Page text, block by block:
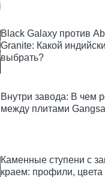
Black Galaxy против
Granite: Какой
выбрать?
Внутри завода: В чем
между плитами
Каменные ступени с
краем: профили, цвета